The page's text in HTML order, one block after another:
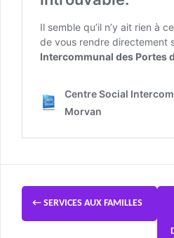
← SERVICES AUX FAMILLES